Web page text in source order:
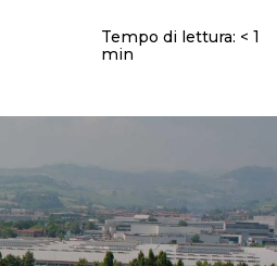
Tempo di lettura: < 1
min